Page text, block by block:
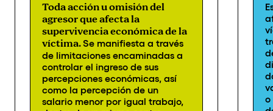
Toda acción u omisión del
agresor que afecta la
supervivencia económica de la
víctima.Se manifiesta a través
de limitaciones encaminadas a
controlar el ingreso de sus
percepciones económicas, así
como la percepción de un
salario menor por igual trabajo,
o